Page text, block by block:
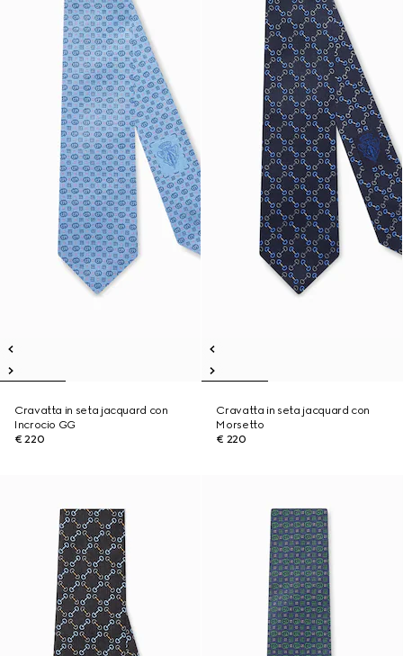
Cravatta in seta jacquard con
Incrocio GG
€ 220
Cravatta in seta jacquard con
Morsetto
€ 220